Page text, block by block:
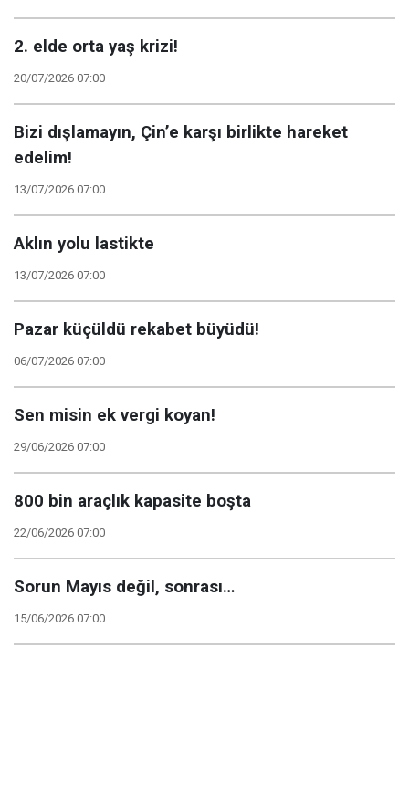
2. elde orta yaş krizi!
20/07/2026 07:00
Bizi dışlamayın, Çin’e karşı birlikte hareket
edelim!
13/07/2026 07:00
Aklın yolu lastikte
13/07/2026 07:00
Pazar küçüldü rekabet büyüdü!
06/07/2026 07:00
Sen misin ek vergi koyan!
29/06/2026 07:00
800 bin araçlık kapasite boşta
22/06/2026 07:00
Sorun Mayıs değil, sonrası…
15/06/2026 07:00